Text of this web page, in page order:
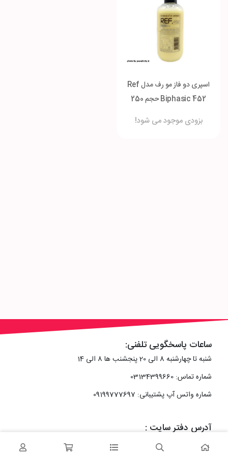
اسپری دو فاز مو رف مدل Ref
Biphasic 452 حجم 250
بزودی موجود می شود!
ساعات پاسخگویی تلفنی:
شنبه تا چهارشنبه 8 الی 20 پنجشنب ها 8 الی 14
شماره تماس: 03134399660
شماره واتس آپ پشتیبانی: 09199777697
آدرس دفتر سایت :
اصفهان، خیابان رزمندگان، کوچه شماره سه فرعی 2 پلاک 10